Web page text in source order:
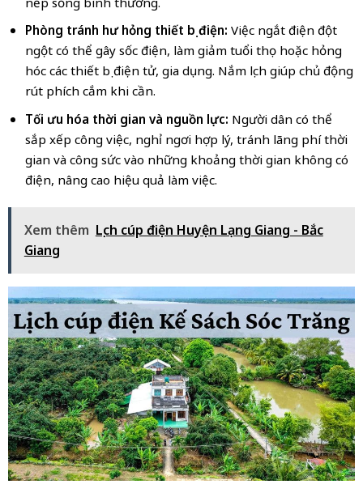
Phòng tránh hư hỏng thiết bị điện: Việc ngắt điện đột
ngột có thể gây sốc điện, làm giảm tuổi thọ hoặc hỏng
hóc các thiết bị điện tử, gia dụng. Nắm lịch giúp chủ động
rút phích cắm khi cần.
Tối ưu hóa thời gian và nguồn lực: Người dân có thể
sắp xếp công việc, nghỉ ngơi hợp lý, tránh lãng phí thời
gian và công sức vào những khoảng thời gian không có
điện, nâng cao hiệu quả làm việc.
Xem thêm Lịch cúp điện Huyện Lạng Giang - Bắc
Giang